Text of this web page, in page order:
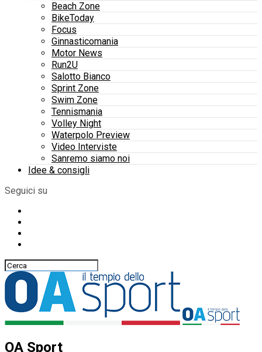
Beach Zone
BikeToday
Focus
Ginnasticomania
Motor News
Run2U
Salotto Bianco
Sprint Zone
Swim Zone
Tennismania
Volley Night
Waterpolo Preview
Video Interviste
Sanremo siamo noi
Idee & consigli
Seguici su
OA Sport